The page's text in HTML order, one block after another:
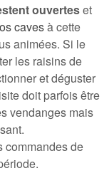
ouverteset
cavesà cette
animées. Si le
les raisins de
et déguster
doit parfois être
vendanges mais
commandes de